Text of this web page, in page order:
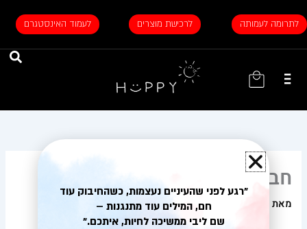
לתוכן
לתרומה לעמותה לרכישת מוצרים לעמוד האינסטגרם
עגלת
חברה מהטיול
מאת intorya_admin/
"רגע לפני שהעיניים נעצמות, כשהחיבוק עוד
חם, המילים עוד מתנגנות –
שם ליבי ממשיכה לחיות, איתכם."